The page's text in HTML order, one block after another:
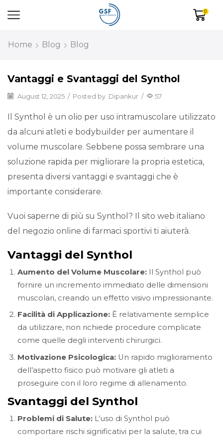
0
Home Blog Blog
Vantaggi e Svantaggi del Synthol
August 12, 2025 / Posted by Dipankur / 57
Il Synthol è un olio per uso intramuscolare utilizzato
da alcuni atleti e bodybuilder per aumentare il
volume muscolare. Sebbene possa sembrare una
soluzione rapida per migliorare la propria estetica,
presenta diversi vantaggi e svantaggi che è
importante considerare.
Vuoi saperne di più su Synthol? Il sito web italiano
del negozio online di farmaci sportivi ti aiuterà.
Vantaggi del Synthol
Aumento del Volume Muscolare: Il Synthol può
fornire un incremento immediato delle dimensioni
muscolari, creando un effetto visivo impressionante.
Facilità di Applicazione: È relativamente semplice
da utilizzare, non richiede procedure complicate
come quelle degli interventi chirurgici.
Motivazione Psicologica: Un rapido miglioramento
dell’aspetto fisico può motivare gli atleti a
proseguire con il loro regime di allenamento.
Svantaggi del Synthol
Problemi di Salute: L’uso di Synthol può
comportare rischi significativi per la salute, tra cui